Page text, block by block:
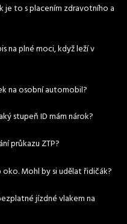
je to s placením zdravotního a
na plné moci, když leží v
na osobní automobil?
stupeň ID mám nárok?
průkazu ZTP?
Mohl by si udělat řidičák?
jízdné vlakem na